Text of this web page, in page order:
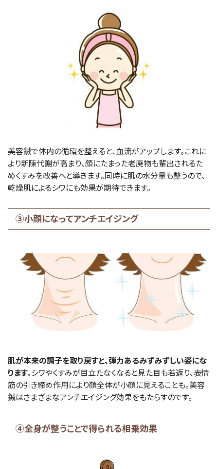
美容鍼で体内の循環を整えると、血流がアップします。これに
より新陳代謝が高まり、顔にたまった老廃物も輩出されるた
めくすみを改善へと導きます。同時に肌の水分量も整うので、
乾燥肌によるシワにも効果が期待できます。
③小顔になってアンチエイジング
肌が本来の調子を取り戻すと、弾力あるみずみずしい姿にな
ります。 シワやくすみが目立たなくなると見た目も若返り、表情
筋の引き締め作用により顔全体が小顔に見えることも。美容
鍼はさまざまなアンチエイジング効果をもたらすのです。
④全身が整うことで得られる相乗効果